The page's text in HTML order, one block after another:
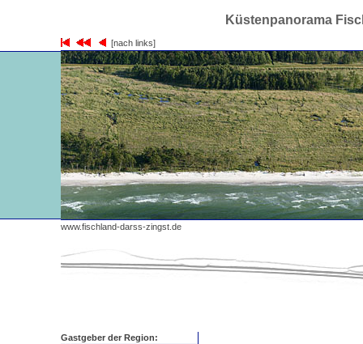
Küstenpanorama
[nach links]
www.fischland-darss-zingst.de
Gastgeber der Region: